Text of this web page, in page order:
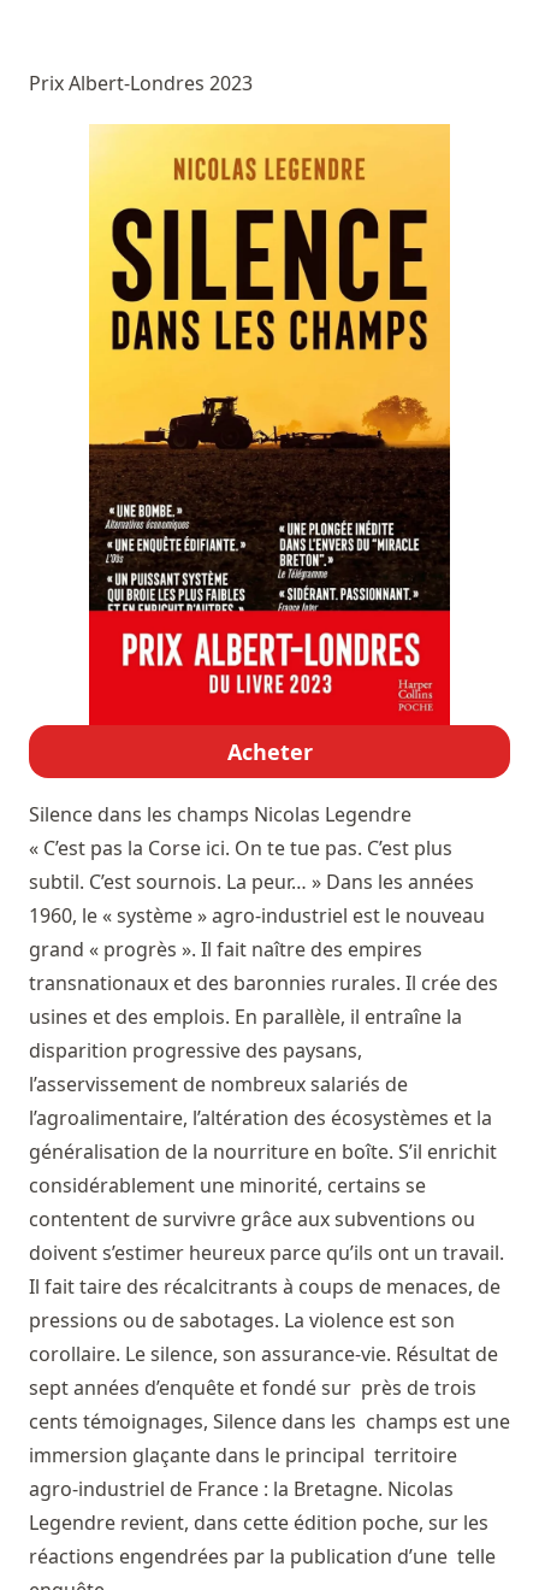
Prix Albert-Londres 2023
Acheter
Silence dans les champs Nicolas Legendre
« C’est pas la Corse ici. On te tue pas. C’est plus
subtil. C’est sournois. La peur… » Dans les années
1960, le « système » agro-industriel est le nouveau
grand « progrès ». Il fait naître des empires
transnationaux et des baronnies rurales. Il crée des
usines et des emplois. En parallèle, il entraîne la
disparition progressive des paysans,
l’asservissement de nombreux salariés de
l’agroalimentaire, l’altération des écosystèmes et la
généralisation de la nourriture en boîte. S’il enrichit
considérablement une minorité, certains se
contentent de survivre grâce aux subventions ou
doivent s’estimer heureux parce qu’ils ont un travail.
Il fait taire des récalcitrants à coups de menaces, de
pressions ou de sabotages. La violence est son
corollaire. Le silence, son assurance-vie. Résultat de
sept années d’enquête et fondé sur près de trois
cents témoignages, Silence dans les champs est une
immersion glaçante dans le principal territoire
agro-industriel de France : la Bretagne. Nicolas
Legendre revient, dans cette édition poche, sur les
réactions engendrées par la publication d’une telle